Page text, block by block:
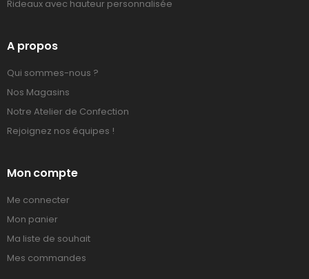
Rideaux avec hauteur personnalisée
A propos
Qui sommes-nous ?
Nos Magasins
Notre Atelier de Confection
Rejoignez nos équipes !
Mon compte
Me connecter
Mon panier
Ma liste de souhait
Mes commandes